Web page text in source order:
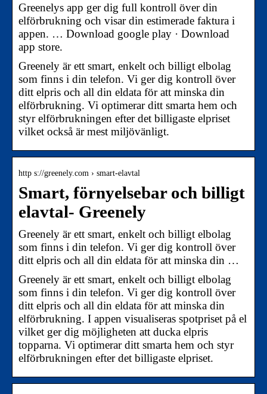
Greenelys app ger dig full kontroll över din
elförbrukning och visar din estimerade faktura i
appen. … Download google play · Download
app store.
Greenely är ett smart, enkelt och billigt elbolag
som finns i din telefon. Vi ger dig kontroll över
ditt elpris och all din eldata för att minska din
elförbrukning. Vi optimerar ditt smarta hem och
styr elförbrukningen efter det billigaste elpriset
vilket också är mest miljövänligt.
http s://greenely.com › smart-elavtal
Smart, förnyelsebar och billigt
elavtal- Greenely
Greenely är ett smart, enkelt och billigt elbolag
som finns i din telefon. Vi ger dig kontroll över
ditt elpris och all din eldata för att minska din …
Greenely är ett smart, enkelt och billigt elbolag
som finns i din telefon. Vi ger dig kontroll över
ditt elpris och all din eldata för att minska din
elförbrukning. I appen visualiseras spotpriset på el
vilket ger dig möjligheten att ducka elpris
topparna. Vi optimerar ditt smarta hem och styr
elförbrukningen efter det billigaste elpriset.